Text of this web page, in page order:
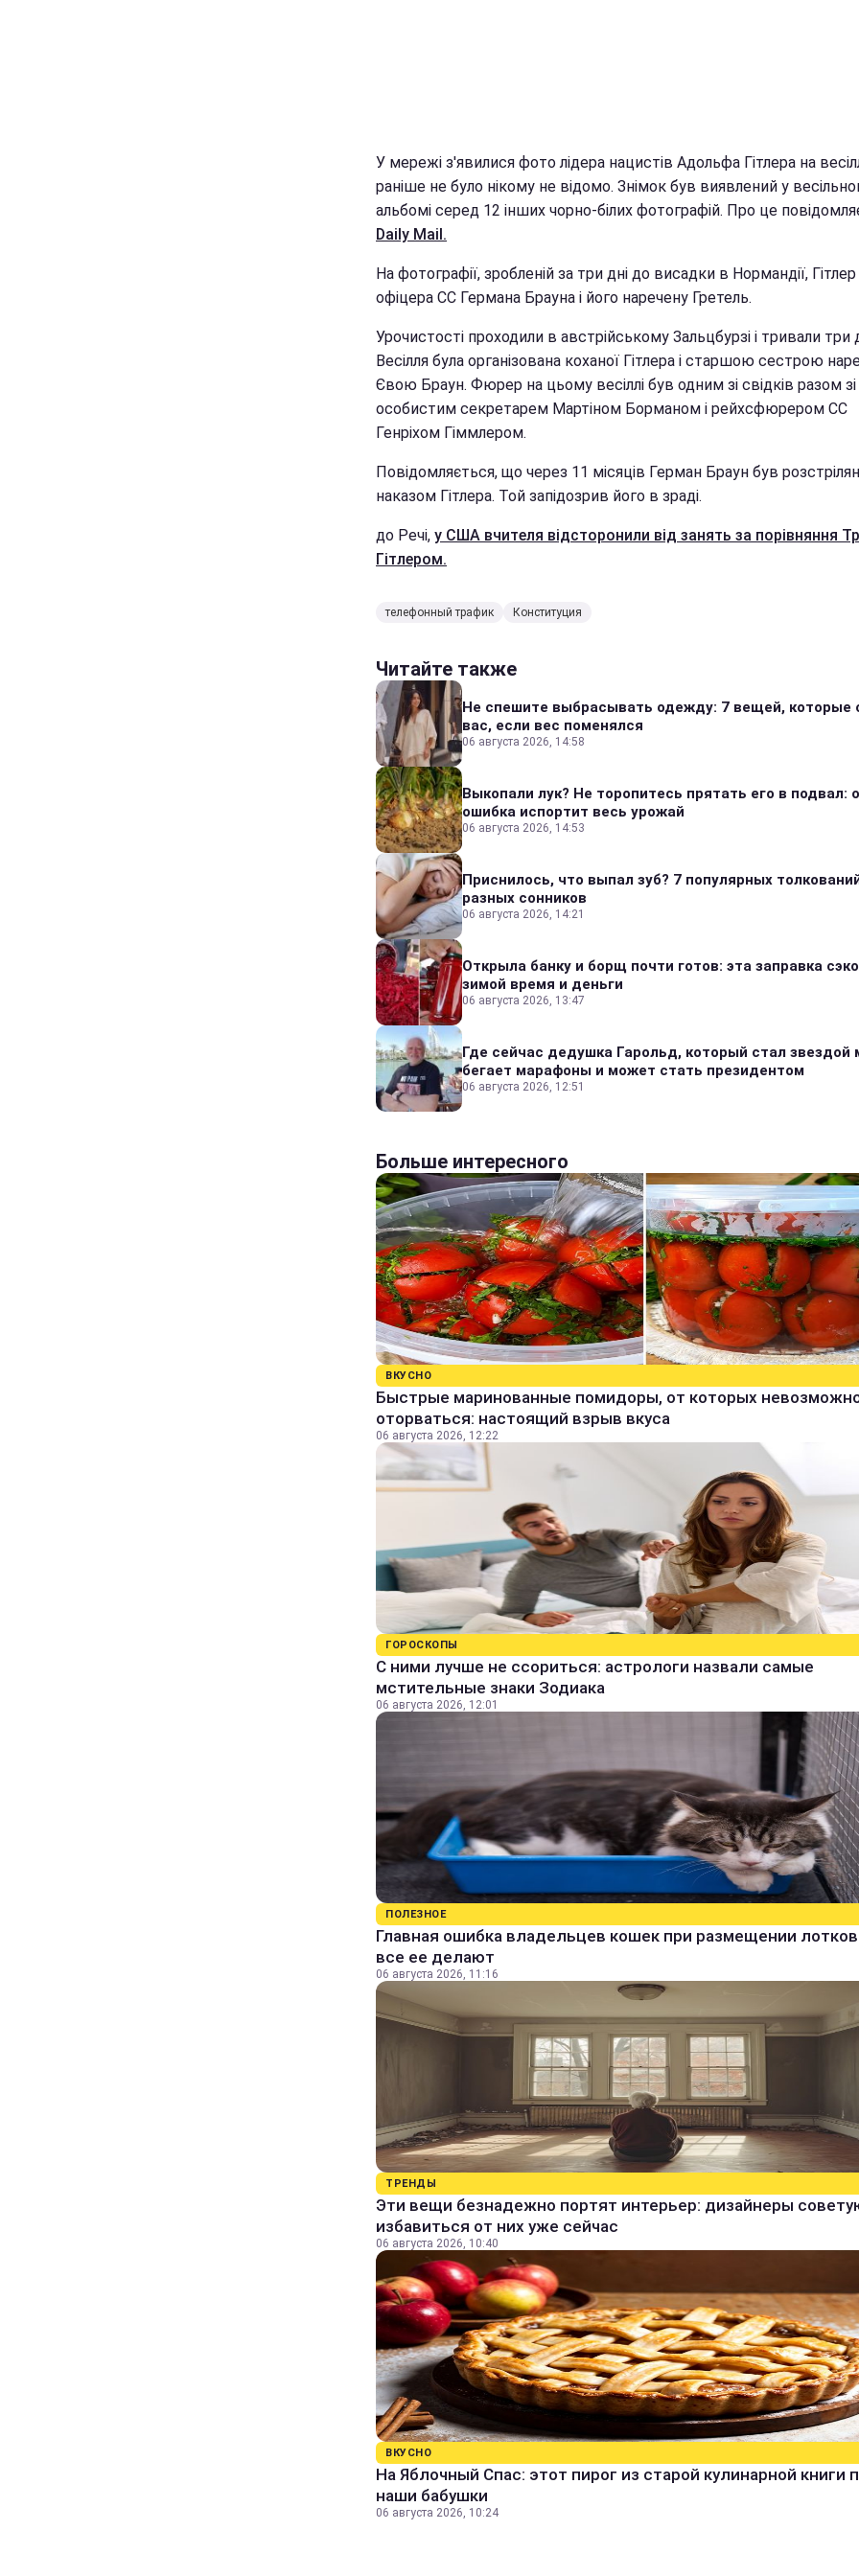
У мережі з'явилися фото лідера нацистів Адольфа Гітлера на
раніше не було нікому не відомо. Знімок був виявлений у
альбомі серед 12 інших чорно-білих фотографій. Про це
Daily Mail.
На фотографії, зробленій за три дні до висадки в Нормандії, Гітлер
офіцера СС Германа Брауна і його наречену Гретель.
Урочистості проходили в австрійському Зальцбурзі і тривали три
Весілля була організована коханої Гітлера і старшою сестрою
Євою Браун. Фюрер на цьому весіллі був одним зі свідків разом
особистим секретарем Мартіном Борманом і рейхсфюрером СС
Генріхом Гіммлером.
Повідомляється, що через 11 місяців Герман Браун був
наказом Гітлера. Той запідозрив його в зраді.
до Речі, у США вчителя відсторонили від занять за порівняння
Гітлером.
телефонный трафик Конституция
Читайте также
Не спешите выбрасывать одежду: 7 вещей, которые
вас, если вес поменялся
06 августа 2026, 14:58
Выкопали лук? Не торопитесь прятать его в подвал:
ошибка испортит весь урожай
06 августа 2026, 14:53
Приснилось, что выпал зуб? 7 популярных
разных сонников
06 августа 2026, 14:21
Открыла банку и борщ почти готов: эта заправка
зимой время и деньги
06 августа 2026, 13:47
Где сейчас дедушка Гарольд, который стал звездой
бегает марафоны и может стать президентом
06 августа 2026, 12:51
Больше интересного
ВКУСНО
Быстрые маринованные помидоры, от которых
оторваться: настоящий взрыв вкуса
06 августа 2026, 12:22
ГОРОСКОПЫ
С ними лучше не ссориться: астрологи назвали самые
мстительные знаки Зодиака
06 августа 2026, 12:01
ПОЛЕЗНОЕ
Главная ошибка владельцев кошек при размещении
все ее делают
06 августа 2026, 11:16
ТРЕНДЫ
Эти вещи безнадежно портят интерьер: дизайнеры
избавиться от них уже сейчас
06 августа 2026, 10:40
ВКУСНО
На Яблочный Спас: этот пирог из старой кулинарной книги
наши бабушки
06 августа 2026, 10:24